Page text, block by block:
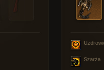
Szarża